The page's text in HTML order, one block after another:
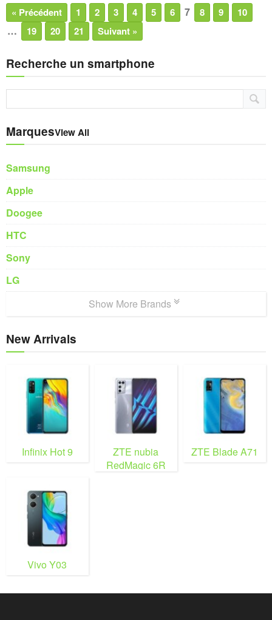
« Précédent 1 2 3 4 5 6 7 8 9 10
… 19 20 21 Suivant »
Recherche un smartphone
MarquesView All
Samsung
Apple
Doogee
HTC
Sony
LG
Show More Brands
New Arrivals
Infinix Hot 9
ZTE nubia
RedMagic 6R
ZTE Blade A71
Vivo Y03